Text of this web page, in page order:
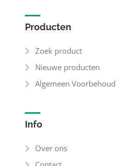
Producten
Zoek product
Nieuwe producten
Algemeen Voorbehoud
Info
Over ons